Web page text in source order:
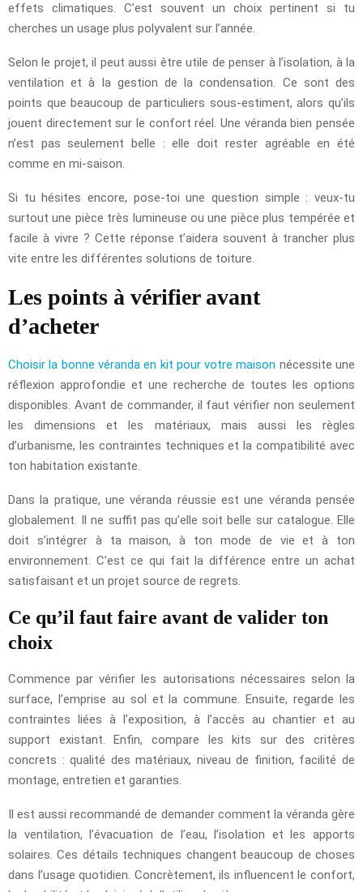
effets climatiques. C’est souvent un choix pertinent si tu
cherches un usage plus polyvalent sur l’année.
Selon le projet, il peut aussi être utile de penser à l’isolation, à la
ventilation et à la gestion de la condensation. Ce sont des
points que beaucoup de particuliers sous-estiment, alors qu’ils
jouent directement sur le confort réel. Une véranda bien pensée
n’est pas seulement belle : elle doit rester agréable en été
comme en mi-saison.
Si tu hésites encore, pose-toi une question simple : veux-tu
surtout une pièce très lumineuse ou une pièce plus tempérée et
facile à vivre ? Cette réponse t’aidera souvent à trancher plus
vite entre les différentes solutions de toiture.
Les points à vérifier avant
d’acheter
Choisir la bonne véranda en kit pour votre maison nécessite une
réflexion approfondie et une recherche de toutes les options
disponibles. Avant de commander, il faut vérifier non seulement
les dimensions et les matériaux, mais aussi les règles
d’urbanisme, les contraintes techniques et la compatibilité avec
ton habitation existante.
Dans la pratique, une véranda réussie est une véranda pensée
globalement. Il ne suffit pas qu’elle soit belle sur catalogue. Elle
doit s’intégrer à ta maison, à ton mode de vie et à ton
environnement. C’est ce qui fait la différence entre un achat
satisfaisant et un projet source de regrets.
Ce qu’il faut faire avant de valider ton
choix
Commence par vérifier les autorisations nécessaires selon la
surface, l’emprise au sol et la commune. Ensuite, regarde les
contraintes liées à l’exposition, à l’accès au chantier et au
support existant. Enfin, compare les kits sur des critères
concrets : qualité des matériaux, niveau de finition, facilité de
montage, entretien et garanties.
Il est aussi recommandé de demander comment la véranda gère
la ventilation, l’évacuation de l’eau, l’isolation et les apports
solaires. Ces détails techniques changent beaucoup de choses
dans l’usage quotidien. Concrètement, ils influencent le confort,